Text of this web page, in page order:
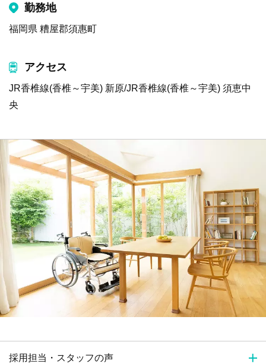
勤務地
福岡県 糟屋郡須惠町
アクセス
JR香椎線(香椎～宇美) 新原/JR香椎線(香椎～宇美) 須恵中
央
採用担当・スタッフの声